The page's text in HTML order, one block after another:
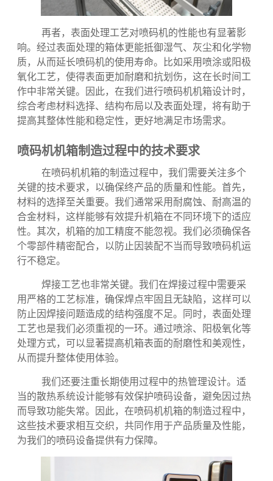
再者，表面处理工艺对喷码机的性能也有显著影
响。经过表面处理的箱体更能抵御湿气、灰尘和化学物
质，从而延长喷码机的使用寿命。比如采用喷涂或阳极
氧化工艺，使得表面更加耐磨和抗划伤，这在长时间工
综合考虑材料选择、结构布局以及表面处理，将有助于
提高其整体性能和稳定性，更好地满足市场需求。
喷码机机箱制造过程中的技术要求
在喷码机机箱的制造过程中，我们需要关注多个
关键的技术要求，以确保终产品的质量和性能。首先，
材料的选择至关重要。我们通常采用耐腐蚀、耐高温的
合金材料，这样能够有效提升机箱在不同环境下的适应
性。其次，机箱的加工精度不能忽视。我们必须确保各
个零部件精密配合，以防止因装配不当而导致喷码机运
行不稳定。
焊接工艺也非常关键。我们在焊接过程中需要采
用严格的工艺标准，确保焊点牢固且无缺陷，这样可以
防止因焊接问题造成的结构强度不足。同时，表面处理
工艺也是我们必须重视的一环。通过喷涂、阳极氧化等
处理方式，可以显著提高机箱表面的耐磨性和美观性，
从而提升整体使用体验。
我们还要注重长期使用过程中的热管理设计。适
当的散热系统设计能够有效保护喷码设备，避免因过热
而导致功能失常。因此，在喷码机机箱的制造过程中，
这些技术要求相互交织，共同作用于产品质量及性能，